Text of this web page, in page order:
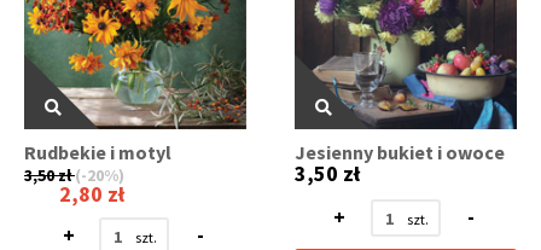
Rudbekie i motyl
3,50 zł (-20%)
2,80 zł
+
-
Jesienny bukiet i owoce
3,50 zł
+
-